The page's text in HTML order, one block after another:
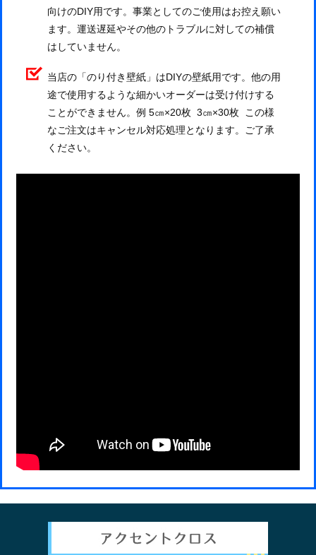
向けのDIY用です。事業としてのご使用はお控え願い
ます。運送遅延やその他のトラブルに対しての補償
はしていません。
当店の「のり付き壁紙」はDIYの壁紙用です。他の用
途で使用するような細かいオーダーは受け付けする
ことができません。例 5㎝×20枚 3㎝×30枚 この様
なご注文はキャンセル対応処理となります。ご了承
ください。